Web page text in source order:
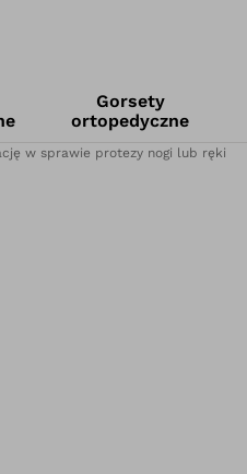
Gorsety
ortopedyczne
w sprawie protezy nogi lub ręki